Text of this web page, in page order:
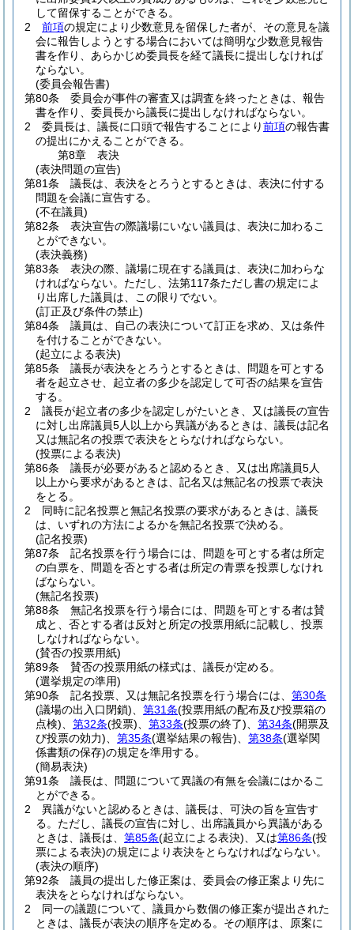
して留保することができる。
2
前項の規定により少数意見を留保した者が、その意見を議
会に報告しようとする場合においては簡明な少数意見報告
書を作り、あらかじめ委員長を経て議長に提出しなければ
ならない。
(委員会報告書)
第80条
委員会が事件の審査又は調査を終ったときは、報告
書を作り、委員長から議長に提出しなければならない。
2
委員長は、議長に口頭で報告することにより前項の報告書
の提出にかえることができる。
第8章
表決
(表決問題の宣告)
第81条
議長は、表決をとろうとするときは、表決に付する
問題を会議に宣告する。
(不在議員)
第82条
表決宣告の際議場にいない議員は、表決に加わるこ
とができない。
(表決義務)
第83条
表決の際、議場に現在する議員は、表決に加わらな
ければならない。 ただし、法第117条ただし書の規定によ
り出席した議員は、この限りでない。
(訂正及び条件の禁止)
第84条
議員は、自己の表決について訂正を求め、又は条件
を付けることができない。
(起立による表決)
第85条
議長が表決をとろうとするときは、問題を可とする
者を起立させ、起立者の多少を認定して可否の結果を宣告
する。
2
議長が起立者の多少を認定しがたいとき、又は議長の宣告
に対し出席議員5人以上から異議があるときは、議長は記名
又は無記名の投票で表決をとらなければならない。
(投票による表決)
第86条
議長が必要があると認めるとき、又は出席議員5人
以上から要求があるときは、記名又は無記名の投票で表決
をとる。
2
同時に記名投票と無記名投票の要求があるときは、議長
は、いずれの方法によるかを無記名投票で決める。
(記名投票)
第87条
記名投票を行う場合には、問題を可とする者は所定
の白票を、問題を否とする者は所定の青票を投票しなけれ
ばならない。
(無記名投票)
第88条
無記名投票を行う場合には、問題を可とする者は賛
成と、否とする者は反対と所定の投票用紙に記載し、投票
しなければならない。
(賛否の投票用紙)
第89条
賛否の投票用紙の様式は、議長が定める。
(選挙規定の準用)
第90条
記名投票、又は無記名投票を行う場合には、 第30条
(議場の出入口閉鎖)
第31条(投票用紙の配布及び投票箱の
点検)
第32条(投票) 第33条(投票の終了) 第34条(開票及
び投票の効力)
第35条(選挙結果の報告) 第38条(選挙関
係書類の保存)の規定を準用する。
(簡易表決)
第91条
議長は、問題について異議の有無を会議にはかるこ
とができる。
2
異議がないと認めるときは、議長は、可決の旨を宣告す
る。 ただし、議長の宣告に対し、出席議員から異議がある
ときは、議長は、 第85条(起立による表決) 、又は第86条(投
票による表決)の規定により表決をとらなければならない。
(表決の順序)
第92条
議員の提出した修正案は、委員会の修正案より先に
表決をとらなければならない。
2
同一の議題について、議員から数個の修正案が提出された
ときは、議長が表決の順序を定める。 その順序は、原案に